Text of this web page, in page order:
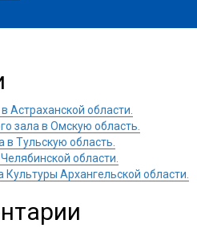
Астраханской области.
зала в Омскую область.
Тульскую область.
области.
Архангельской области.